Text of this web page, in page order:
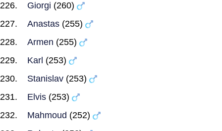
Giorgi (260)
Anastas (255)
Armen (255)
Karl (253)
Stanislav (253)
Elvis (253)
Mahmoud (252)